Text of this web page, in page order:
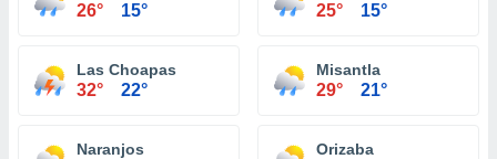
26° 15° 25° 15°
Las Choapas
32° 22°
Misantla
29° 21°
Naranjos Orizaba